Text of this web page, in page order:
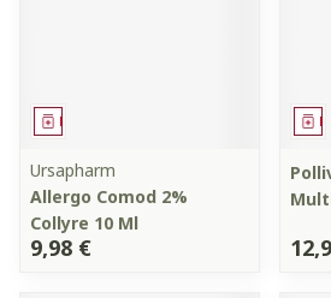
Médicament
Ursapharm
Allergo Comod 2%
Collyre 10 Ml
9,98 €